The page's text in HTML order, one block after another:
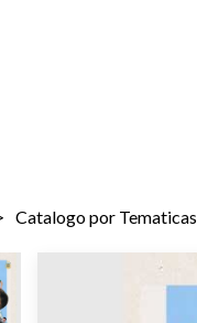
Catalogo por Tematicas